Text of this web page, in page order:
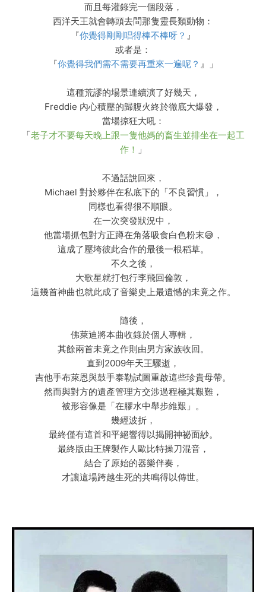
而且每灌錄完一個段落，
西洋天王就會轉頭去問那隻靈長類動物：
『你覺得剛剛唱得棒不棒呀？ 』
或者是：
『你覺得我們需不需要再重來一遍呢？ 』」
這種荒謬的場景連續演了好幾天，
Freddie 內心積壓的歸腹火終於徹底大爆發，
當場掠狂大吼：
「老子才不要每天晚上跟一隻他媽的畜生並排坐在一起工
作！ 」
不過話說回來，
Michael 對於夥伴在私底下的「不良習慣」，
同樣也看得很不順眼。
在一次突發狀況中，
他當場抓包對方正蹲在角落吸食白色粉末😅，
這成了壓垮彼此合作的最後一根稻草。
不久之後，
大歌星就打包行李飛回倫敦，
這幾首神曲也就此成了音樂史上最遺憾的未竟之作。
隨後，
佛萊迪將本曲收錄於個人專輯，
其餘兩首未竟之作則由男方家族收回。
直到2009年天王驟逝，
吉他手布萊恩與鼓手泰勒試圖重啟這些珍貴母帶。
然而與對方的遺產管理方交涉過程極其艱難，
被形容像是「在膠水中舉步維艱」。
幾經波折，
最終僅有這首和平絕響得以揭開神祕面紗。
最終版由王牌製作人歐比特操刀混音，
結合了原始的器樂伴奏，
才讓這場跨越生死的共鳴得以傳世。